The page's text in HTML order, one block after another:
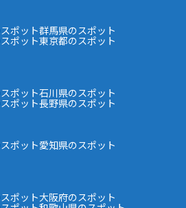
ポット群馬県のスポット
ポット東京都のスポット
ポット石川県のスポット
ポット長野県のスポット
ポット愛知県のスポット
ポット大阪府のスポット